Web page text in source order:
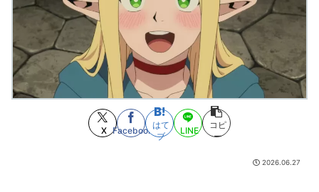
Gカップ声優、いくらなんでもデカすぎるｗ (8/8 19:50)
【競馬】凄いんだけど求めていた凄さとは違ったやつ (8/8 19:35)
AI信者「声優の声を生成するのは合法!どうやっても止められない！ｷｬｷｬ」
法務省「普通に権利侵害っす」
(8/8 19:23)
騒がれてるけど糞だと思うアニメ (8/8 18:37)
相撲の横綱ってそもそも「力士の最高峰という座に相応しいかどうか」で
決めるべきであって横綱に相応しい者がいないなら別に不在でもいいはずだよ
相撲の横綱ってそもそも「力士の最高峰という座に相応しいかどうか」で
決めるべきであって横綱に相応しい者がいないなら別に不在でもいいはずだよ
X Facebook
はて
ブ
LINE
コピ
ー
2026.06.27